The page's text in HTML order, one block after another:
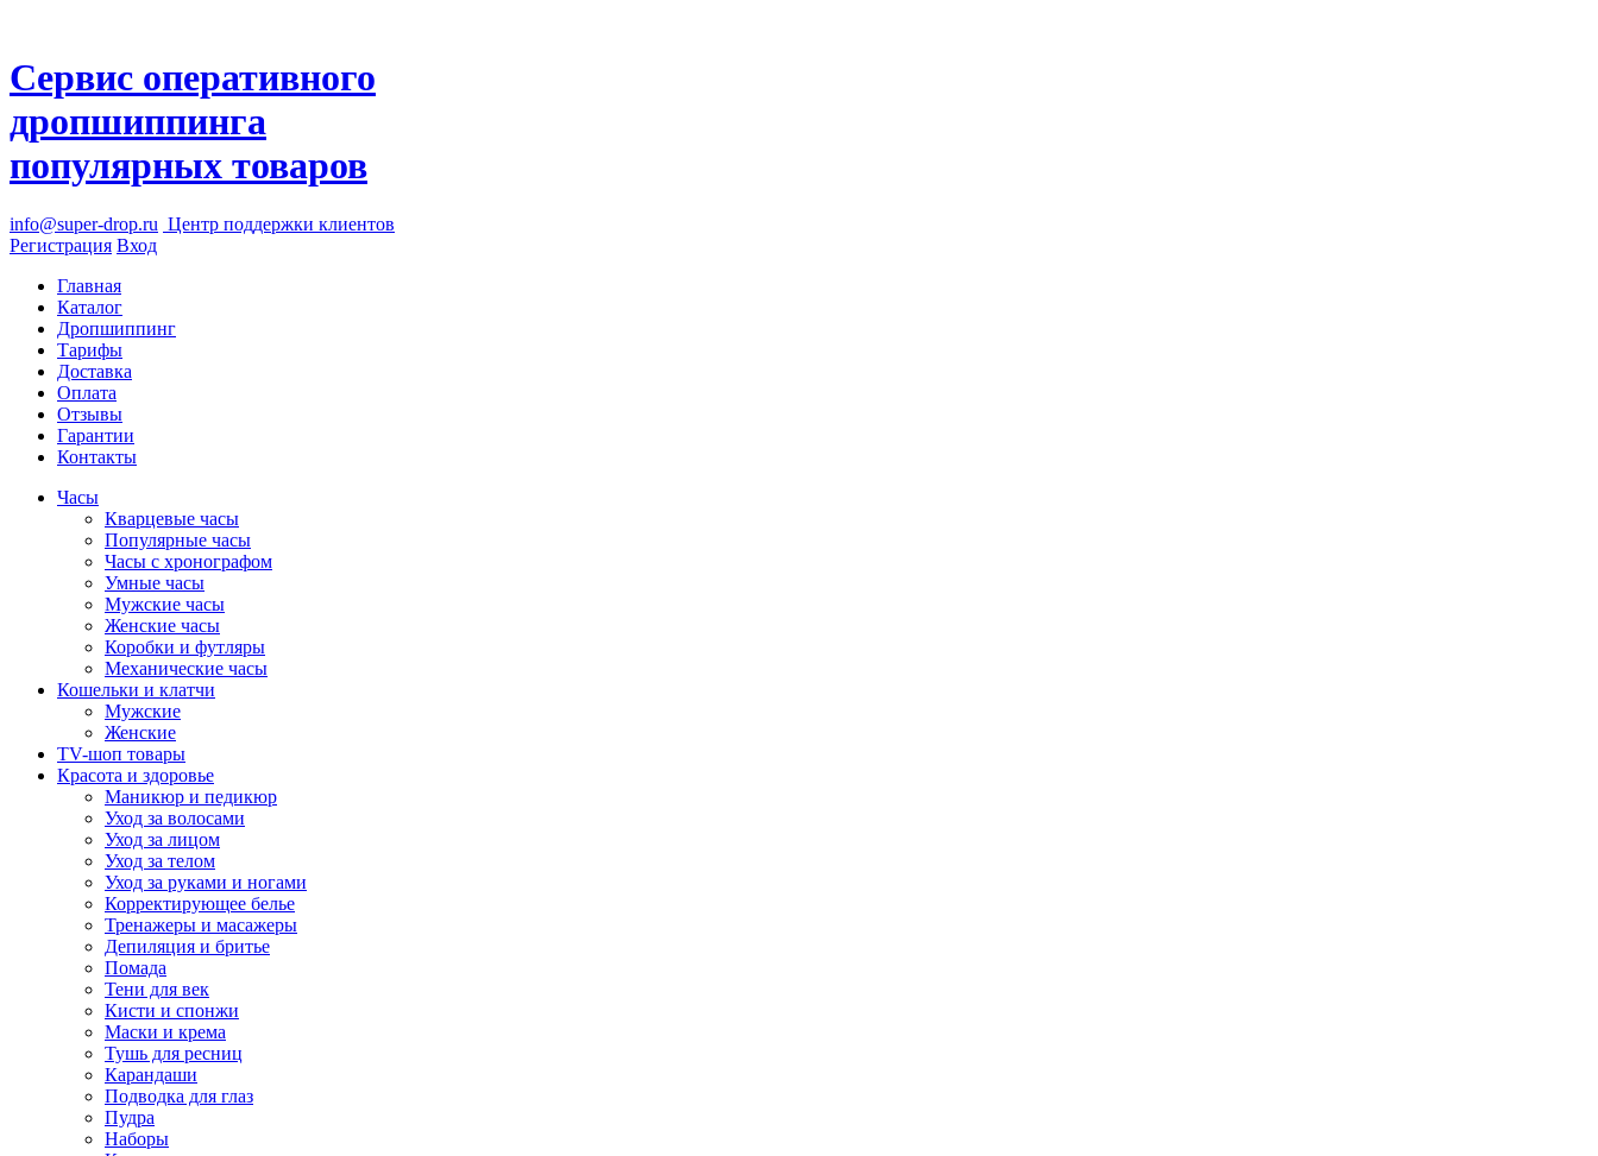
Сервис оперативного
дропшиппинга
популярных товаров
info@super-drop.ru Центр поддержки клиентов
Регистрация Вход
Главная
Каталог
Дропшиппинг
Тарифы
Доставка
Оплата
Отзывы
Гарантии
Контакты
Часы
Кварцевые часы
Популярные часы
Часы с хронографом
Умные часы
Мужские часы
Женские часы
Коробки и футляры
Механические часы
Кошельки и клатчи
Мужские
Женские
TV-шоп товары
Красота и здоровье
Маникюр и педикюр
Уход за волосами
Уход за лицом
Уход за телом
Уход за руками и ногами
Корректирующее белье
Тренажеры и масажеры
Депиляция и бритье
Помада
Тени для век
Кисти и спонжи
Маски и крема
Тушь для ресниц
Карандаши
Подводка для глаз
Пудра
Наборы